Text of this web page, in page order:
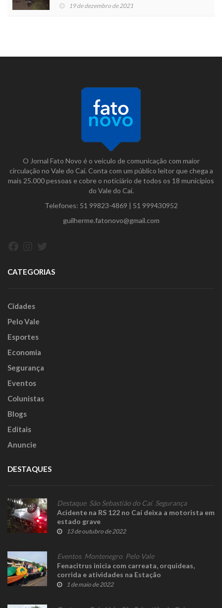
19 de dezembro de 2021
O Jornal Fato Novo é o veículo de comunicação com maior
circulação no Vale do Caí. Conta com um público leitor que chega a
mais 25.000 pessoas e cobre o noticiário de todos os 18 municípios
do Vale do Caí.
Telefones: 51 99823-4869 | 51 999430952
guilherme.fatonovo@gmail.com
CATEGORIAS
Cidades
Pelo Vale
Esportes
Economia
Segurança
Eventos
Colunistas
Blogs
Editais
Anuncie
DESTAQUES
Destaque, São Sebastião do Caí, Segurança
Acidente na RS 122 no Caí deixa a motorista em
estado grave
13 de outubro de 2022
Eventos, Montenegro Pelo Vale
Fenacitrus inicia com carreata, orquídeas,
corrida e atividades na Estação
1 de maio de 2022